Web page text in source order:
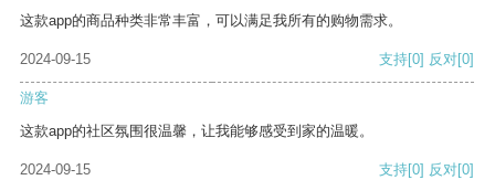
这款app的商品种类非常丰富，可以满足我所有的购物需求。
2024-09-15 支持[0] 反对[0]
游客
这款app的社区氛围很温馨，让我能够感受到家的温暖。
2024-09-15 支持[0] 反对[0]